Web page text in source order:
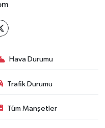
Hava Durumu
Trafik Durumu
Tüm Manşetler